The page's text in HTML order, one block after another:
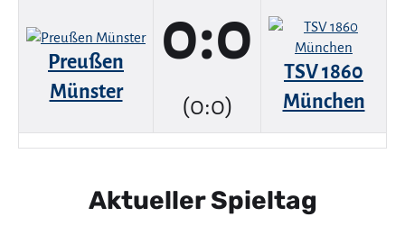
Preußen
Münster
0:0
(0:0)
TSV 1860
München
Aktueller Spieltag